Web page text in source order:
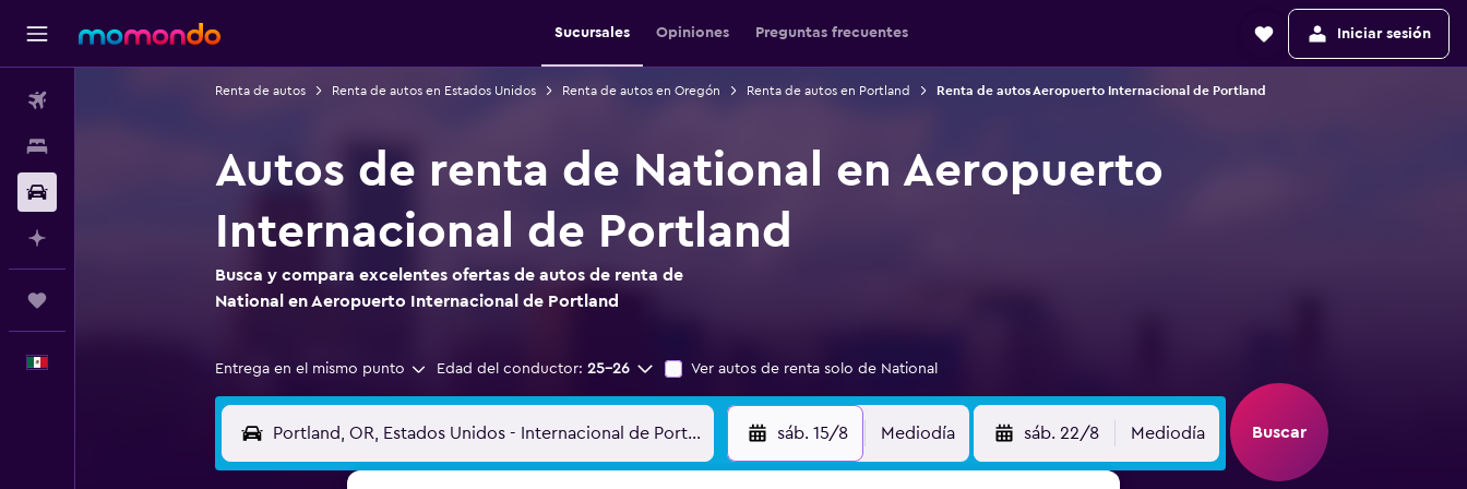
Sucursales Opiniones Preguntas frecuentes Iniciar sesión
Renta de autos Renta de autos en Estados Unidos Renta de autos en Oregón Renta de autos en Portland Renta de autos Aeropuerto Internacional de Portland
Autos de renta de National en Aeropuerto
Internacional de Portland
Busca y compara excelentes ofertas de autos de renta de
National en Aeropuerto Internacional de Portland
Entrega en el mismo punto Edad del conductor: 25-26 Ver autos de renta solo de National
sáb. 15/8 Mediodía sáb. 22/8 Mediodía Buscar